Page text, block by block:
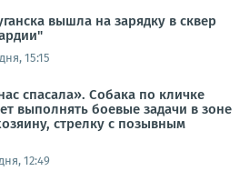
вышла на зарядку в сквер
15:15
спасала». Собака по кличке
выполнять боевые задачи в зоне
стрелку с позывным
12:49